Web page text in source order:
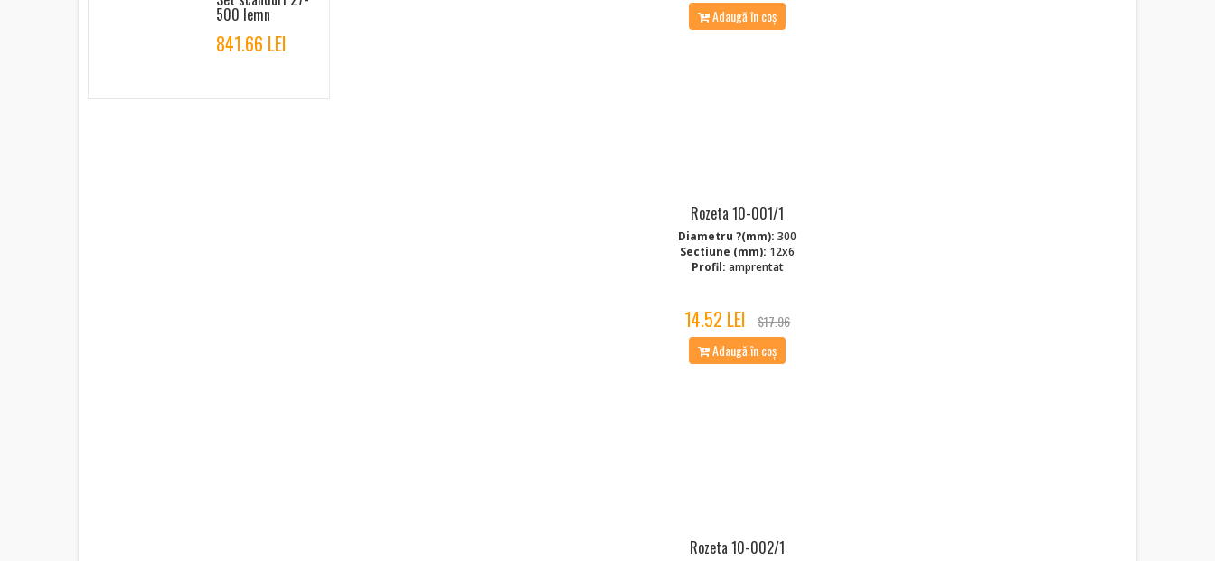
Adaugă în coș
Rozeta 10-001/1
Diametru ?(mm): 300
Sectiune (mm): 12x6
Profil: amprentat
14.52 LEI
$17.96
Adaugă în coș
Rozeta 10-002/1
500 lemn
841.66 LEI